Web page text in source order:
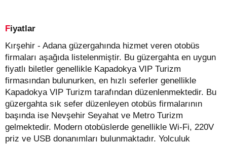
Fiyatlar
Kırşehir - Adana güzergahında hizmet veren otobüs
firmaları aşağıda listelenmiştir. Bu güzergahta en uygun
fiyatlı biletler genellikle Kapadokya VIP Turizm
firmasından bulunurken, en hızlı seferler genellikle
Kapadokya VIP Turizm tarafından düzenlenmektedir. Bu
güzergahta sık sefer düzenleyen otobüs firmalarının
başında ise Nevşehir Seyahat ve Metro Turizm
gelmektedir. Modern otobüslerde genellikle Wi-Fi, 220V
priz ve USB donanımları bulunmaktadır. Yolculuk